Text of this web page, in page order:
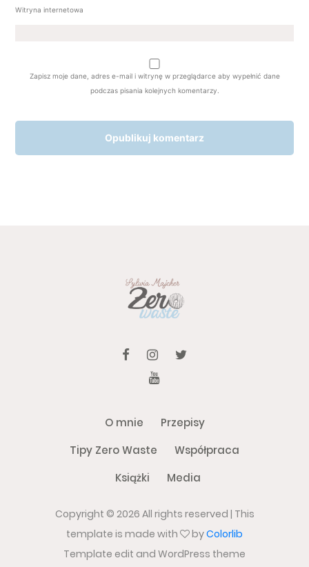
Witryna internetowa
Zapisz moje dane, adres e-mail i witrynę w przeglądarce aby wypełnić dane
podczas pisania kolejnych komentarzy.
O mnie
Przepisy
Tipy Zero Waste
Współpraca
Książki
Media
Copyright © 2026 All rights reserved | This
template is made with
byColorlib
Template edit and WordPress theme